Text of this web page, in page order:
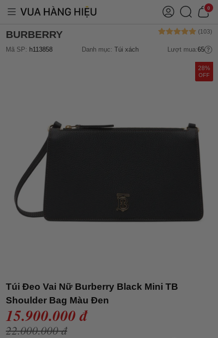
0
BURBERRY
Mã SP: h113858 Danh mục: Túi xách Lượt mua:65
28%
OFF
Túi Đeo Vai Nữ Burberry Black Mini TB
Shoulder Bag Màu Đen
15.900.000 đ
22.000.000 đ